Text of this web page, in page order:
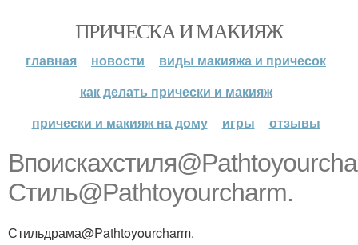
ПРИЧЕСКА И МАКИЯЖ
главная новости
виды макияжа и причесок
как делать прически и макияж
прически и макияж на дому
игры отзывы
Стиль@Pathtoyourcharm.
Стильдрама@Pathtoyourcharm.